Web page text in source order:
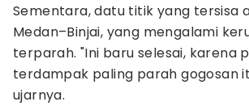
Sementara, datu titik yang tersisa
Medan–Binjai, yang mengalami
terparah. "Ini baru selesai, karena
terdampak paling parah gogosan
ujarnya.